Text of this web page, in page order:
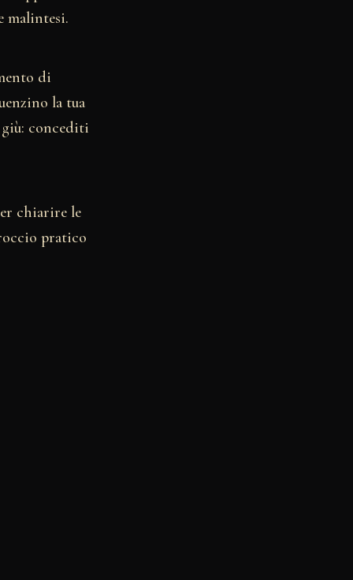
malintesi.
di
la tua
concediti
chiarire le
pratico